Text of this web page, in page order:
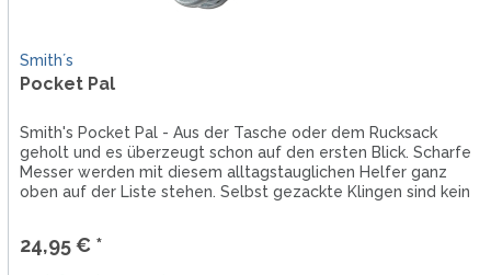
Smith´s
Pocket Pal
Smith's Pocket Pal - Aus der Tasche oder dem Rucksack
geholt und es überzeugt schon auf den ersten Blick. Scharfe
Messer werden mit diesem alltagstauglichen Helfer ganz
oben auf der Liste stehen. Selbst gezackte Klingen sind kein
24,95 € *